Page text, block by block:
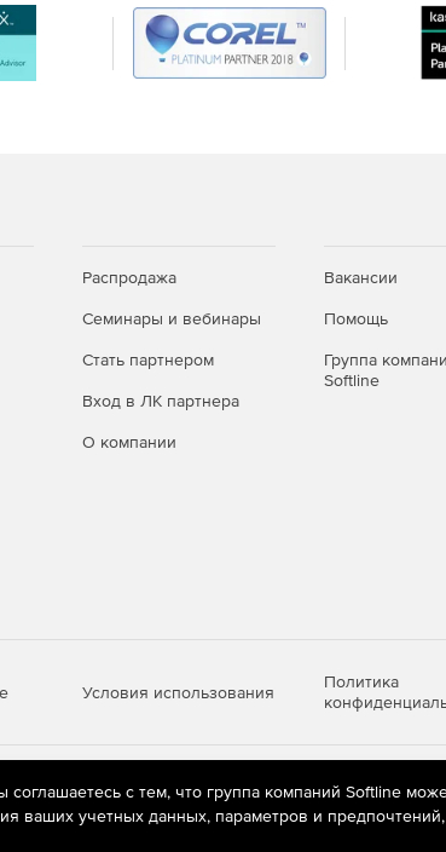
Распродажа
Семинары и вебинары
Стать партнером
Вход в ЛК партнера
О компании
Вакансии
Помощь
Группа
Softline
Условия использования
Политика
технологии(информационные технологии
сети «Интернет», находящихся на
с тем, что группа компаний Softline
ваших учетных данных, параметров и предпочтений,